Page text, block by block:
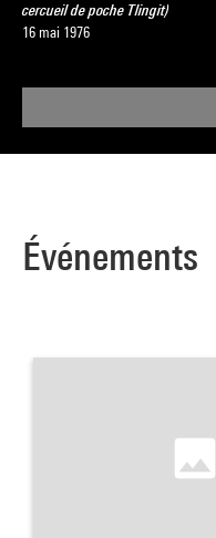
cercueil de poche Tlingit)
16 mai 1976
Événements